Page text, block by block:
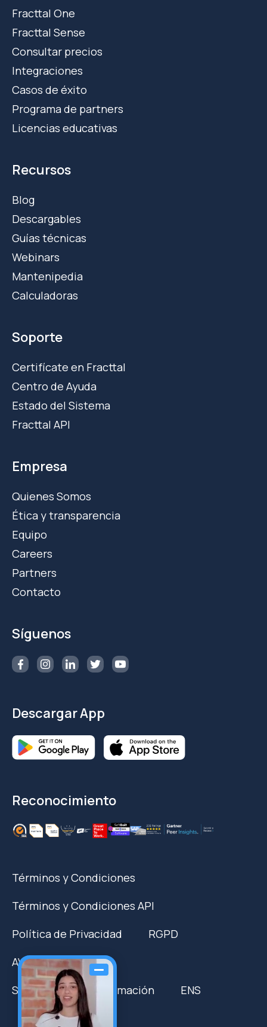
Fracttal One
Fracttal Sense
Consultar precios
Integraciones
Casos de éxito
Programa de partners
Licencias educativas
Recursos
Blog
Descargables
Guías técnicas
Webinars
Mantenipedia
Calculadoras
Soporte
Certifícate en Fracttal
Centro de Ayuda
Estado del Sistema
Fracttal API
Empresa
Quienes Somos
Ética y transparencia
Equipo
Careers
Partners
Contacto
Síguenos
Descargar App
Reconocimiento
Términos y Condiciones
Términos y Condiciones API
Política de Privacidad
RGPD
AVISO LEGAL
Seguridad de la Información
ENS